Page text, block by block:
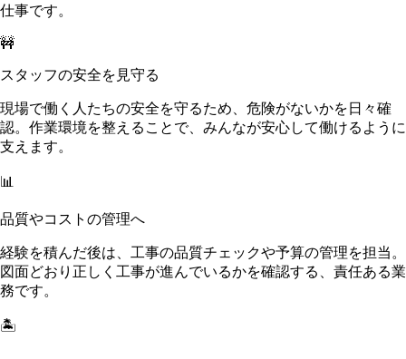
仕事です。
🚧
スタッフの安全を見守る
現場で働く人たちの安全を守るため、危険がないかを日々確
認。作業環境を整えることで、みんなが安心して働けるように
支えます。
📊
品質やコストの管理へ
経験を積んだ後は、工事の品質チェックや予算の管理を担当。
図面どおり正しく工事が進んでいるかを確認する、責任ある業
務です。
🏝️